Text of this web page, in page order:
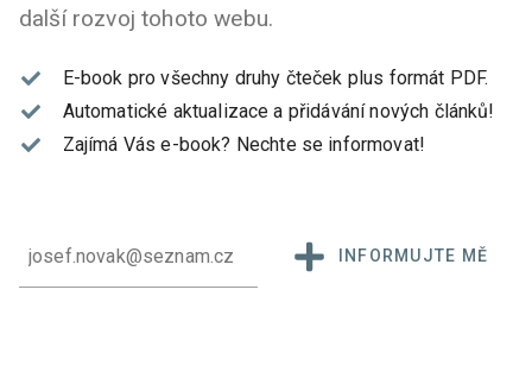
další rozvoj tohoto webu.
E-book pro všechny druhy čteček plus formát PDF.
Automatické aktualizace a přidávání nových článků!
Zajímá Vás e-book? Nechte se informovat!
INFORMUJTE MĚ